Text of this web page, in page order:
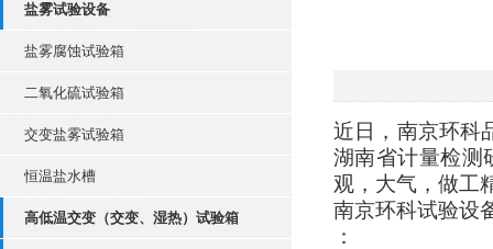
盐雾试验设备
盐雾腐蚀试验箱
二氧化硫试验箱
交变盐雾试验箱
恒温盐水槽
高低温交变（交变、湿热）试验箱
近日，南京环科
湖南省计量检测
观，大气，做工
南京环科试验设
：